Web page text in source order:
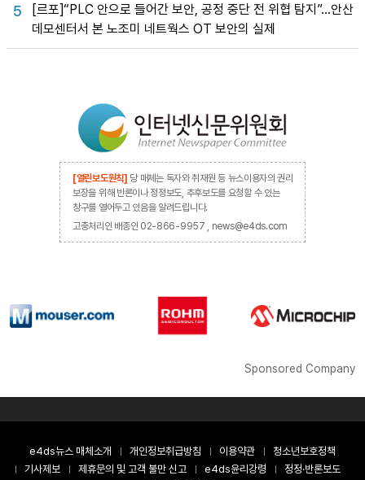
5
[르포]“PLC 안으로 들어간 보안, 공정 중단 전 위협 탐지”…안산
데모센터서 본 노조미 네트웍스 OT 보안의 실제
[열린보도원칙] 당 매체는 독자와 취재원 등 뉴스이용자의 권리
보장을 위해 반론이나 정정보도, 추후보도를 요청할 수 있는
창구를 열어두고 있음을 알려드립니다.
고충처리인 배종인 02-866-9957 , news@e4ds.com
Sponsored Company
e4ds뉴스 매체소개 개인정보취급방침 이용약관
청소년보호정책
기사제보
제휴문의 및 고객 불만 신고 e4ds윤리강령
정정·반론보도